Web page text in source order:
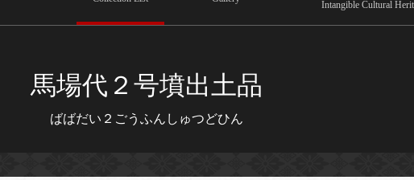
さらに詳細検索
Intangible Cultural
馬場代２号墳出土品
ばばだい２ごうふんしゅつどひん